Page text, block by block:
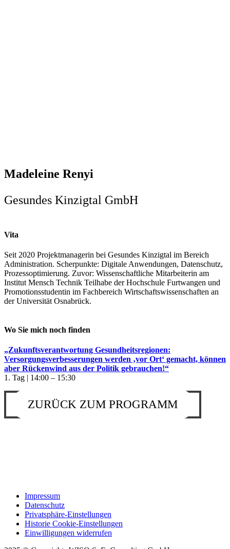
Madeleine Renyi
Gesundes Kinzigtal GmbH
Vita
Seit 2020 Projektmanagerin bei Gesundes Kinzigtal im Bereich
Administration. Scherpunkte: Digitale Anwendungen, Datenschutz,
Prozessoptimierung. Zuvor: Wissenschaftliche Mitarbeiterin am
Institut Mensch Technik Teilhabe der Hochschule Furtwangen und
Promotionsstudentin im Fachbereich Wirtschaftswissenschaften an
der Universität Osnabrück.
Wo Sie mich noch finden
„Zukunftsverantwortung Gesundheitsregionen:
Versorgungsverbesserungen werden ‚vor Ort‘ gemacht, können
aber Rückenwind aus der Politik gebrauchen!“
1. Tag | 14:00 – 15:30
ZURÜCK ZUM PROGRAMM
Impressum
Datenschutz
Privatsphäre-Einstellungen
Historie Cookie-Einstellungen
Einwilligungen widerrufen